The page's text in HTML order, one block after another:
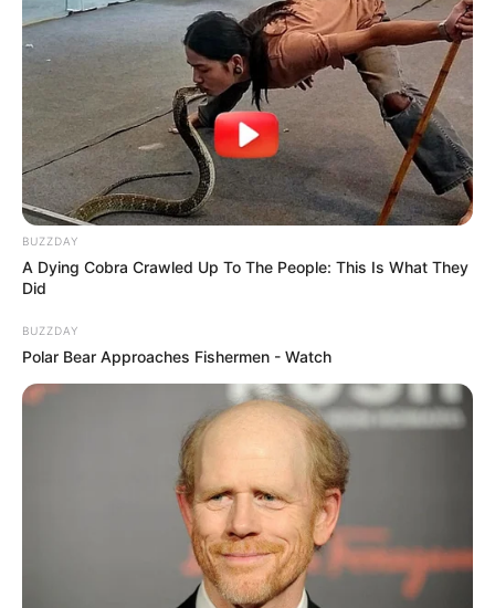
BUZZDAY
A Dying Cobra Crawled Up To The People: This Is What They
Did
BUZZDAY
Polar Bear Approaches Fishermen - Watch